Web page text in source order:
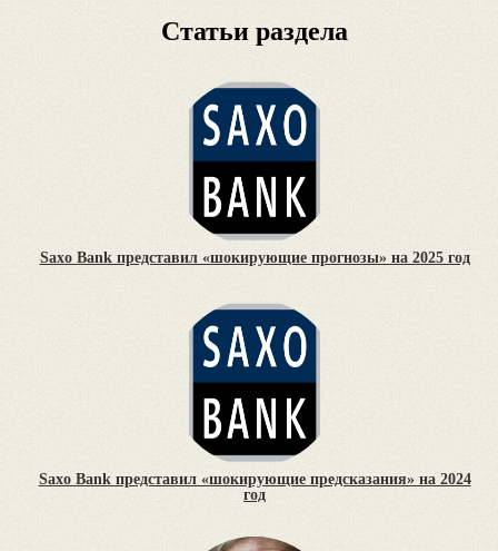
Статьи раздела
Saxo Bank представил «шокирующие прогнозы» на 2025 год
Saxo Bank представил «шокирующие предсказания» на 2024
год